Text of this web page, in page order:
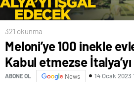
321 okunma
Meloni’ye 100 inekle
Kabul etmezse
ABONE OL News 14 Ocak 2023